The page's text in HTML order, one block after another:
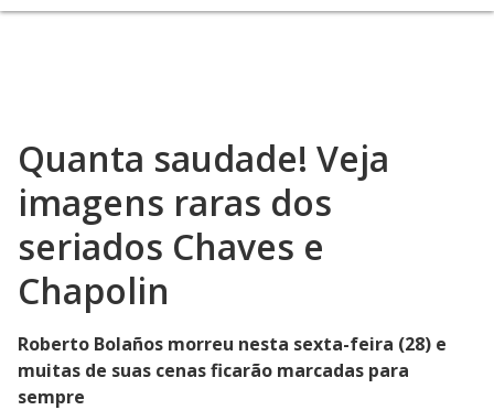
Quanta saudade! Veja
imagens raras dos
seriados Chaves e
Chapolin
Roberto Bolaños morreu nesta sexta-feira (28) e
muitas de suas cenas ficarão marcadas para
sempre